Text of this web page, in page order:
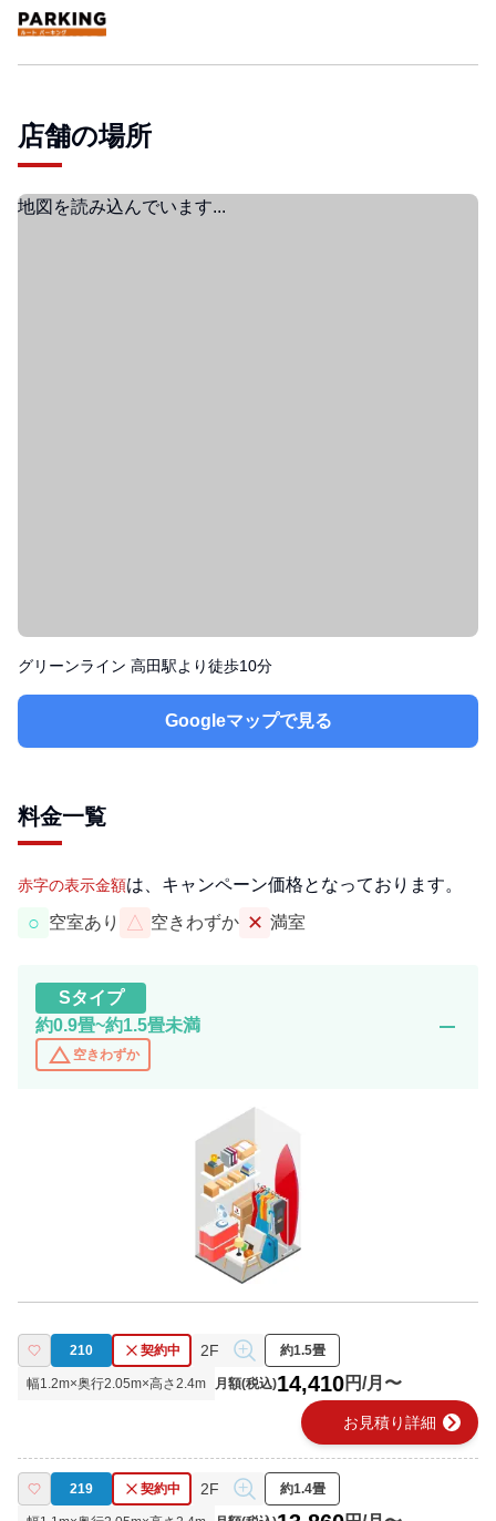
店舗の場所
地図を読み込んでいます...
グリーンライン 高田駅より徒歩10分
Googleマップで見る
料金一覧
赤字の表示金額は、キャンペーン価格となっております。
○ 空室あり △ 空きわずか ✕ 満室
Sタイプ
約0.9畳~約1.5畳未満
change_history 空きわずか
remove
210 契約中 2F 約1.5畳
幅1.2m×奥行2.05m×高さ2.4m 月額(税込)14,410円/月〜
お見積り詳細 chevron_right
219 契約中 2F 約1.4畳